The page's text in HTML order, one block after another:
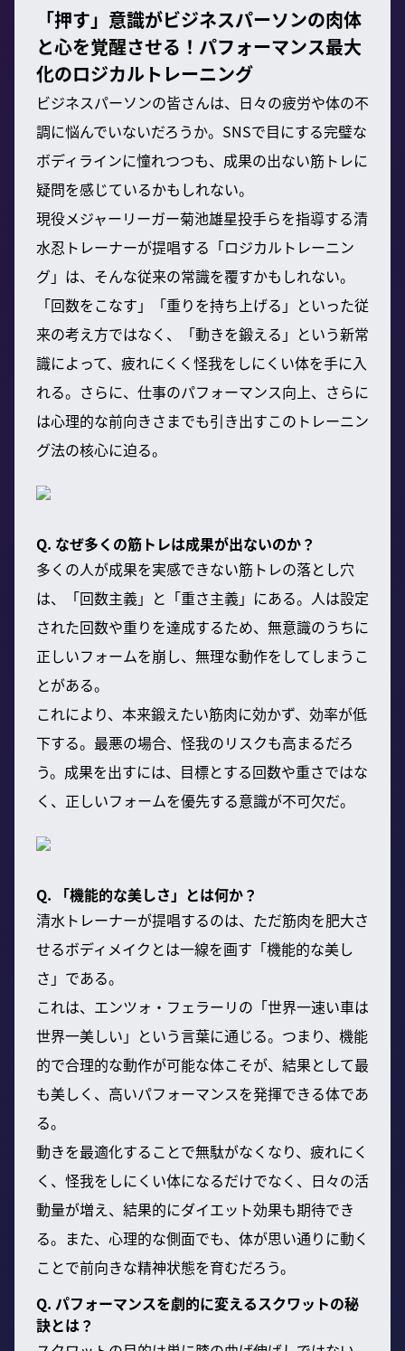
「押す」意識がビジネスパーソンの肉体
と心を覚醒させる！パフォーマンス最大
化のロジカルトレーニング
ビジネスパーソンの皆さんは、日々の疲労や体の不
調に悩んでいないだろうか。SNSで目にする完璧な
ボディラインに憧れつつも、成果の出ない筋トレに
疑問を感じているかもしれない。
現役メジャーリーガー菊池雄星投手らを指導する清
水忍トレーナーが提唱する「ロジカルトレーニン
グ」は、そんな従来の常識を覆すかもしれない。
「回数をこなす」「重りを持ち上げる」といった従
来の考え方ではなく、「動きを鍛える」という新常
識によって、疲れにくく怪我をしにくい体を手に入
れる。さらに、仕事のパフォーマンス向上、さらに
は心理的な前向きさまでも引き出すこのトレーニン
グ法の核心に迫る。
Q. なぜ多くの筋トレは成果が出ないのか？
多くの人が成果を実感できない筋トレの落とし穴
は、「回数主義」と「重さ主義」にある。人は設定
された回数や重りを達成するため、無意識のうちに
正しいフォームを崩し、無理な動作をしてしまうこ
とがある。
これにより、本来鍛えたい筋肉に効かず、効率が低
下する。最悪の場合、怪我のリスクも高まるだろ
う。成果を出すには、目標とする回数や重さではな
く、正しいフォームを優先する意識が不可欠だ。
Q. 「機能的な美しさ」とは何か？
清水トレーナーが提唱するのは、ただ筋肉を肥大さ
せるボディメイクとは一線を画す「機能的な美し
さ」である。
これは、エンツォ・フェラーリの「世界一速い車は
世界一美しい」という言葉に通じる。つまり、機能
的で合理的な動作が可能な体こそが、結果として最
も美しく、高いパフォーマンスを発揮できる体であ
る。
動きを最適化することで無駄がなくなり、疲れにく
く、怪我をしにくい体になるだけでなく、日々の活
動量が増え、結果的にダイエット効果も期待でき
る。また、心理的な側面でも、体が思い通りに動く
ことで前向きな精神状態を育むだろう。
Q. パフォーマンスを劇的に変えるスクワットの秘
訣とは？